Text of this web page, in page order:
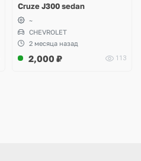
Cruze J300 sedan
~
CHEVROLET
2 месяца назад
2,000 ₽ 113